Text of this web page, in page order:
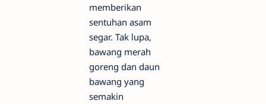
memberikan
sentuhan asam
segar. Tak lupa,
bawang merah
goreng dan daun
bawang yang
semakin